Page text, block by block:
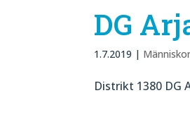
DG
1.7.2019 |
Distrikt 1380 DG